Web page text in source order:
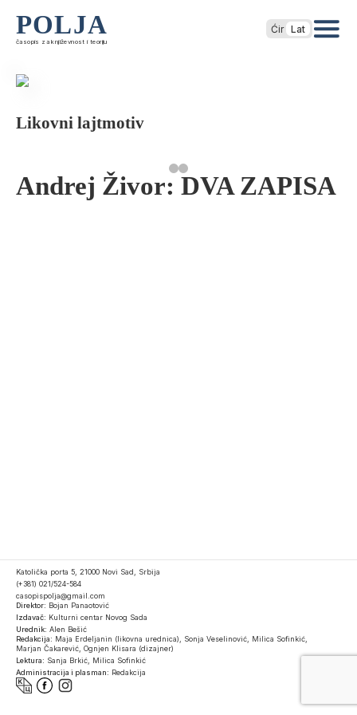
POLJA
časopis za književnost i teoriju
Ćir Lat
Likovni lajtmotiv
Andrej Živor: DVA ZAPISA
Katolička porta 5, 21000 Novi Sad, Srbija
(+381) 021/524-584
casopispolja@gmail.com
Direktor: Bojan Panaotović
Izdavač: Kulturni centar Novog Sada
Urednik: Alen Bešić
Redakcija: Maja Erdeljanin (likovna urednica), Sonja Veselinović, Milica Sofinkić,
Marjan Čakarević, Ognjen Klisara (dizajner)
Lektura: Sanja Brkić, Milica Sofinkić
Administracija i plasman: Redakcija